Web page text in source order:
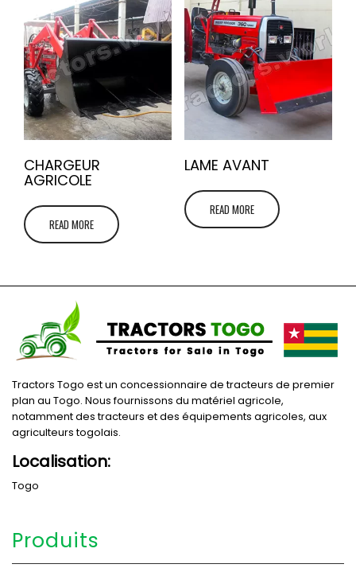
CHARGEUR
AGRICOLE
READ MORE
LAME AVANT
READ MORE
Tractors Togo est un concessionnaire de tracteurs de premier
plan au Togo. Nous fournissons du matériel agricole,
notamment des tracteurs et des équipements agricoles, aux
agriculteurs togolais.
Localisation:
Togo
Produits